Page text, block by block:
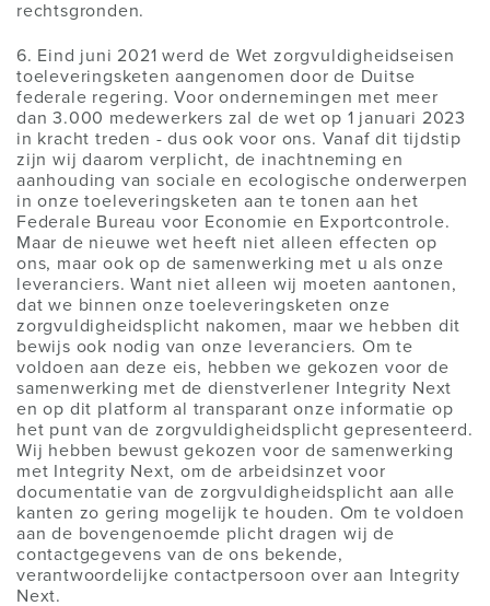
rechtsgronden.
6. Eind juni 2021 werd de Wet zorgvuldigheidseisen
toeleveringsketen aangenomen door de Duitse
federale regering. Voor ondernemingen met meer
dan 3.000 medewerkers zal de wet op 1 januari 2023
in kracht treden - dus ook voor ons. Vanaf dit tijdstip
zijn wij daarom verplicht, de inachtneming en
aanhouding van sociale en ecologische onderwerpen
in onze toeleveringsketen aan te tonen aan het
Federale Bureau voor Economie en Exportcontrole.
Maar de nieuwe wet heeft niet alleen effecten op
ons, maar ook op de samenwerking met u als onze
leveranciers. Want niet alleen wij moeten aantonen,
dat we binnen onze toeleveringsketen onze
zorgvuldigheidsplicht nakomen, maar we hebben dit
bewijs ook nodig van onze leveranciers. Om te
voldoen aan deze eis, hebben we gekozen voor de
samenwerking met de dienstverlener Integrity Next
en op dit platform al transparant onze informatie op
het punt van de zorgvuldigheidsplicht gepresenteerd.
Wij hebben bewust gekozen voor de samenwerking
met Integrity Next, om de arbeidsinzet voor
documentatie van de zorgvuldigheidsplicht aan alle
kanten zo gering mogelijk te houden. Om te voldoen
aan de bovengenoemde plicht dragen wij de
contactgegevens van de ons bekende,
verantwoordelijke contactpersoon over aan Integrity
Next.